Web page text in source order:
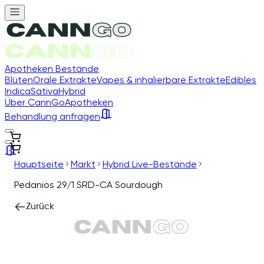
Apotheken Bestände
BlütenOrale ExtrakteVapes & inhalierbare ExtrakteEdibles
IndicaSativaHybrid
Über CannGoApotheken
Behandlung anfragen
Hauptseite Markt
Hybrid Live-Bestände
Pedanios 29/1 SRD-CA Sourdough
Zurück